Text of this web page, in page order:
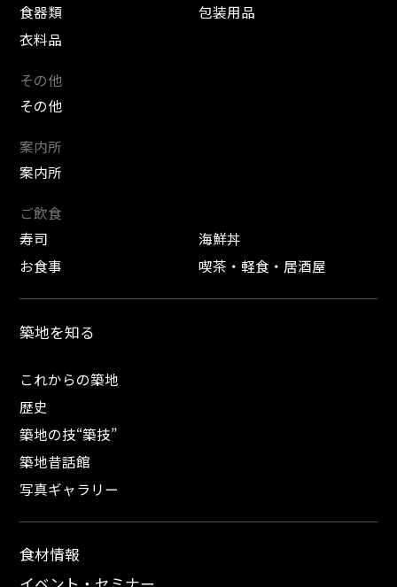
食器類
包装用品
衣料品
その他
その他
案内所
案内所
ご飲食
寿司
海鮮丼
お食事
喫茶・軽食・居酒屋
築地を知る
これからの築地
歴史
築地の技“築技”
築地昔話館
写真ギャラリー
食材情報